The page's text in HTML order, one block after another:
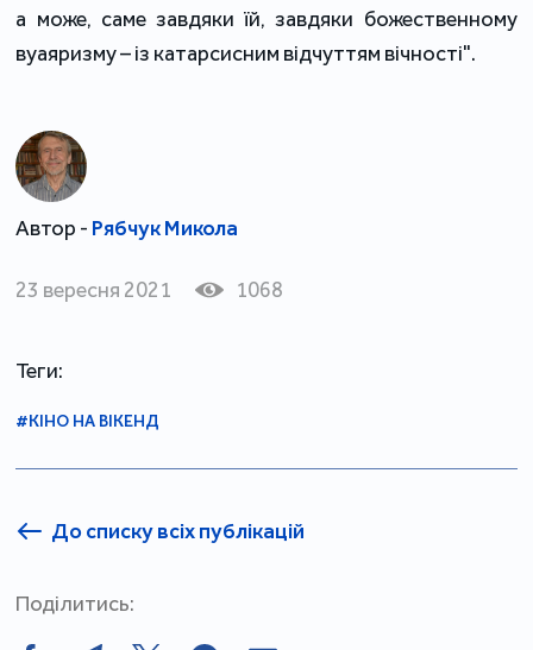
а може, саме завдяки їй, завдяки божественному
вуаяризму – із катарсисним відчуттям вічності".
Автор - Рябчук Микола
23 вересня 2021 1068
Теги:
#КІНО НА ВІКЕНД
До списку всіх публікацій
Поділитись: